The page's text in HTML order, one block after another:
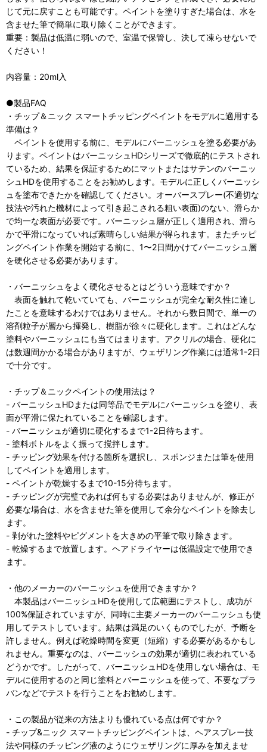
じて元に戻すことも可能です。ペイントを塗りすぎた場合は、水を
含ませた筆で簡単に取り除くことができます。
重要：製品は低温に弱いので、室温で保管し、決して凍らせないで
ください！
内容量：20ml入
●製品FAQ
・チップ＆ニック スマートチッピングペイントをモデルに適用する
準備は？
ペイントを使用する前に、モデルにバーニッシュを塗る必要があ
ります。ペイントはバーニッシュHDシリーズで徹底的にテストされ
ているため、結果を保証するためにマットまたはサテンのバーニッ
シュHDを使用することをお勧めします。モデルに正しくバーニッシ
ュを塗布できたかを確認してください。オーバースプレー(不適切な
技法や汚れた機材によって引き起こされる粗い表面)のない、滑らか
で均一な表面が必要です。バーニッシュ層が正しく適用され、滑ら
かで平滑になっていれば素晴らしい結果が得られます。またチッピ
ングペイント作業を開始する前に、1〜2日間かけてバーニッシュ層
を硬化させる必要があります。
・バーニッシュをよく硬化させるとはどういう意味ですか？
表面を触れて乾いていても、バーニッシュが完全な耐久性に達し
たことを意味するわけではありません。それから数日間で、単一の
溶剤粒子が層から揮発し、樹脂が徐々に硬化します。これはどんな
塗料やバーニッシュにも当てはまります。アクリルの場合、硬化に
は数週間かかる場合がありますが、ウェザリング作業には通常1-2日
で十分です。
・チップ＆ニックペイントの使用法は？
- バーニッシュHDまたは同等品でモデルにバーニッシュを塗り、表
面が平滑に保たれていることを確認します。
- バーニッシュが適切に硬化するまで1-2日待ちます。
- 塗料ボトルをよく振って撹拌します。
- チッピング効果を付ける箇所を選択し、スポンジまたは筆を使用
してペイントを適用します。
- ペイントが乾燥するまで10-15分待ちます。
- チッピングが完璧であれば何もする必要はありませんが、修正が
必要な場合は、水を含ませた筆を使用して余分なペイントを除去し
ます。
- 剥がれた塗料やピグメントを大きめの平筆で取り除きます。
- 乾燥するまで放置します。ヘアドライヤーは低温設定で使用でき
ます。
・他のメーカーのバーニッシュを使用できますか？
本製品はバーニッシュHDを使用して広範囲にテストし、成功が
100%保証されていますが、同時に主要メーカーのバーニッシュも使
用してテストしています。結果は満足のいくものでしたが、予断を
許しません。例えば乾燥時間を変更（短縮）する必要があるかもし
れません。重要なのは、バーニッシュの効果が適切に表われている
どうかです。したがって、バーニッシュHDを使用しない場合は、モ
デルに使用するのと同じ塗料とバーニッシュを使って、不要なプラ
バンなどでテストを行うことをお勧めします。
・この製品が従来の方法よりも優れている点は何ですか？
- チップ&ニック スマートチッピングペイントは、ヘアスプレー技
法や同様のチッピング液のようにウェザリングに厚みを加えませ